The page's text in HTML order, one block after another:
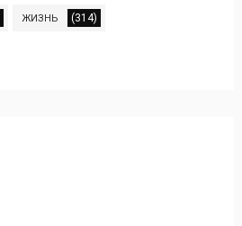
ЖИЗНЬ (314)